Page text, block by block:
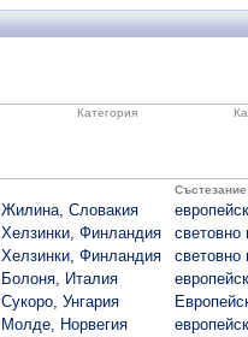
Категория
Състезание
Жилина, Словакия
Хелзинки, Финландия
световно
Хелзинки, Финландия
световно
Болоня, Италия
Сукоро, Унгария
Молде, Норвегия